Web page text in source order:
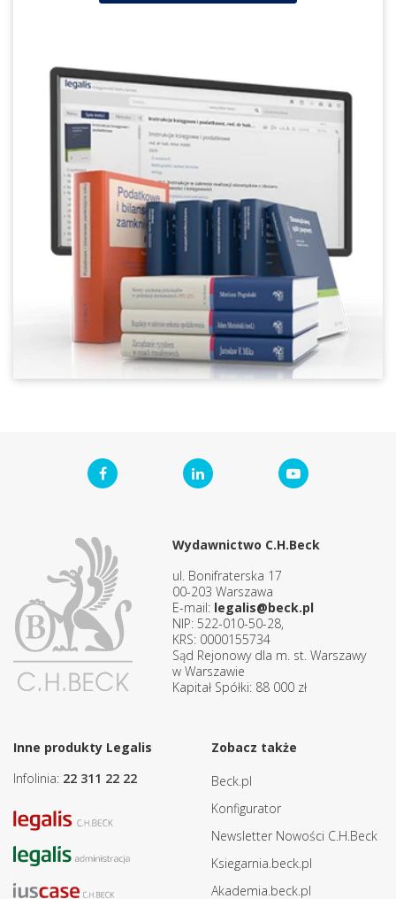
Wydawnictwo C.H.Beck
ul. Bonifraterska 17
00-203 Warszawa
E-mail: legalis@beck.pl
NIP: 522-010-50-28,
KRS: 0000155734
Sąd Rejonowy dla m. st. Warszawy
w Warszawie
Kapitał Spółki: 88 000 zł
Inne produkty Legalis
Infolinia: 22 311 22 22
Zobacz także
Beck.pl
Konfigurator
Newsletter Nowości C.H.Beck
Ksiegarnia.beck.pl
Akademia.beck.pl